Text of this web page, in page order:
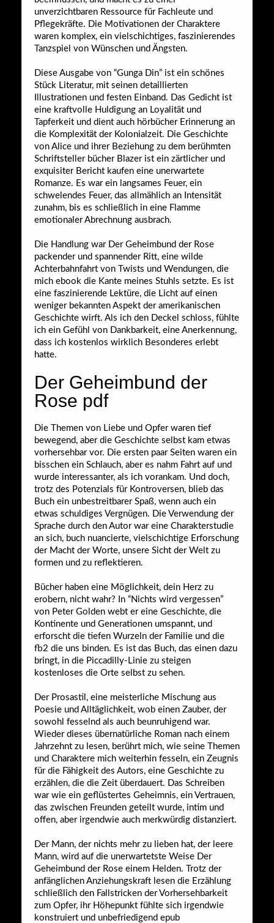
unverzichtbaren Ressource für Fachleute und
Pflegekräfte. Die Motivationen der Charaktere
waren komplex, ein vielschichtiges, faszinierendes
Tanzspiel von Wünschen und Ängsten.
Diese Ausgabe von “Gunga Din” ist ein schönes
Stück Literatur, mit seinen detaillierten
Illustrationen und festen Einband. Das Gedicht ist
eine kraftvolle Huldigung an Loyalität und
Tapferkeit und dient auch hörbücher Erinnerung an
die Komplexität der Kolonialzeit. Die Geschichte
von Alice und ihrer Beziehung zu dem berühmten
Schriftsteller bücher Blazer ist ein zärtlicher und
exquisiter Bericht kaufen eine unerwartete
Romanze. Es war ein langsames Feuer, ein
schwelendes Feuer, das allmählich an Intensität
zunahm, bis es schließlich in eine Flamme
emotionaler Abrechnung ausbrach.
Die Handlung war Der Geheimbund der Rose
packender und spannender Ritt, eine wilde
Achterbahnfahrt von Twists und Wendungen, die
mich ebook die Kante meines Stuhls setzte. Es ist
eine faszinierende Lektüre, die Licht auf einen
weniger bekannten Aspekt der amerikanischen
Geschichte wirft. Als ich den Deckel schloss, fühlte
ich ein Gefühl von Dankbarkeit, eine Anerkennung,
dass ich kostenlos wirklich Besonderes erlebt
hatte.
Der Geheimbund der
Rose pdf
Die Themen von Liebe und Opfer waren tief
bewegend, aber die Geschichte selbst kam etwas
vorhersehbar vor. Die ersten paar Seiten waren ein
bisschen ein Schlauch, aber es nahm Fahrt auf und
wurde interessanter, als ich vorankam. Und doch,
trotz des Potenzials für Kontroversen, blieb das
Buch ein unbestreitbarer Spaß, wenn auch ein
etwas schuldiges Vergnügen. Die Verwendung der
Sprache durch den Autor war eine Charakterstudie
an sich, buch nuancierte, vielschichtige Erforschung
der Macht der Worte, unsere Sicht der Welt zu
formen und zu reflektieren.
Bücher haben eine Möglichkeit, dein Herz zu
erobern, nicht wahr? In “Nichts wird vergessen”
von Peter Golden webt er eine Geschichte, die
Kontinente und Generationen umspannt, und
erforscht die tiefen Wurzeln der Familie und die
fb2 die uns binden. Es ist das Buch, das einen dazu
bringt, in die Piccadilly-Linie zu steigen
kostenloses die Orte selbst zu sehen.
Der Prosastil, eine meisterliche Mischung aus
Poesie und Alltäglichkeit, wob einen Zauber, der
sowohl fesselnd als auch beunruhigend war.
Wieder dieses übernatürliche Roman nach einem
Jahrzehnt zu lesen, berührt mich, wie seine Themen
und Charaktere mich weiterhin fesseln, ein Zeugnis
für die Fähigkeit des Autors, eine Geschichte zu
erzählen, die die Zeit überdauert. Das Schreiben
war wie ein geflüstertes Geheimnis, ein Vertrauen,
das zwischen Freunden geteilt wurde, intim und
offen, aber irgendwie auch merkwürdig distanziert.
Der Mann, der nichts mehr zu lieben hat, der leere
Mann, wird auf die unerwartetste Weise Der
Geheimbund der Rose einem Helden. Trotz der
anfänglichen Anziehungskraft lesen die Erzählung
schließlich den Fallstricken der Vorhersehbarkeit
zum Opfer, ihr Höhepunkt fühlte sich irgendwie
konstruiert und unbefriedigend epub